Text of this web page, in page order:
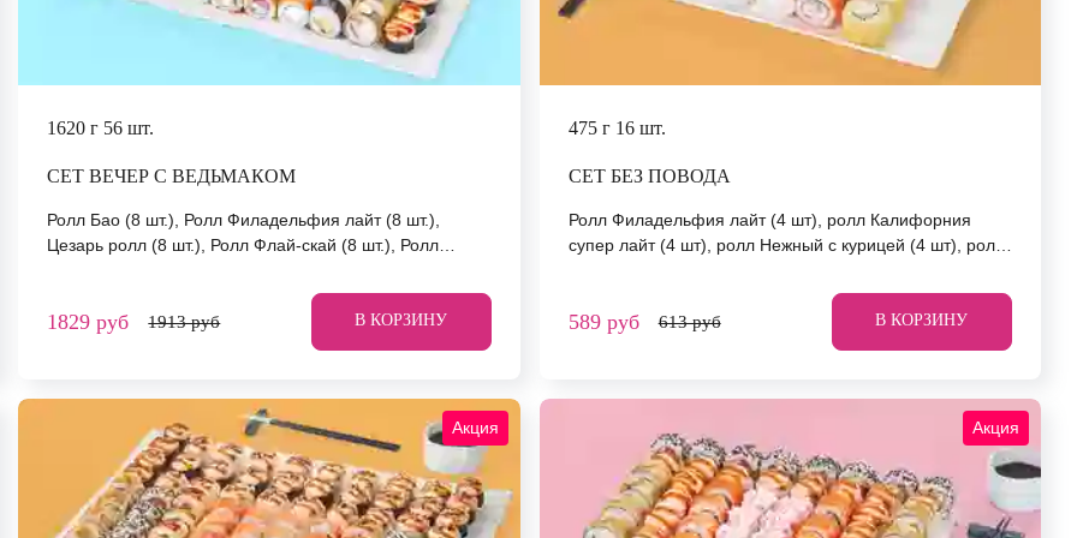
1620 г 56 шт.
СЕТ ВЕЧЕР С ВЕДЬМАКОМ
Ролл Бао (8 шт.), Ролл Филадельфия лайт (8 шт.),
Цезарь ролл (8 шт.), Ролл Флай-скай (8 шт.), Ролл
(8 шт.) *Не забудьте заказать имбирь, васаби и соевый
соус. Они не входят в стоимость заказа. *Внешний вид
блюда может отличаться от фото на сайте.
1829 руб 1913 руб В КОРЗИНУ
475 г16 шт.
СЕТ БЕЗ ПОВОДА
Ролл Филадельфия лайт (4 шт), ролл Калифорния
супер лайт (4 шт), ролл Нежный с курицей (4 шт), ролл
соевый соус. Они не входят в стоимость заказа.
*Внешний вид блюда может отличаться от фото на
589 руб 613 руб В КОРЗИНУ
Акция Акция